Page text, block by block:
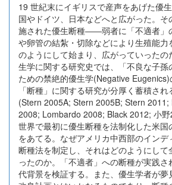
19 世紀末にイギリスで産声をあげた優
国やドイツ、日本などへと広がった。
施された優生断種――弱者に「不適者」
や卵管の結紮・切除などにより生殖能
のようにして始まり、広がっていった
生学に関する研究史では、「不良な子孫
ための禁絶的優生学(Negative
「断種」に関する研究が分厚く蓄積さ
(Stern 2005A; Stern 2005B; Stern
2008; Lombardo 2008; Black 2012; 小野
世界で最初に優生断種を法制化した米国
をあてる。なぜアメリカ中西部のイン
断種法を制定し、それはどのようにし
ったのか。「不適者」への断種が実践
代背景を検証する。また、優生学者が